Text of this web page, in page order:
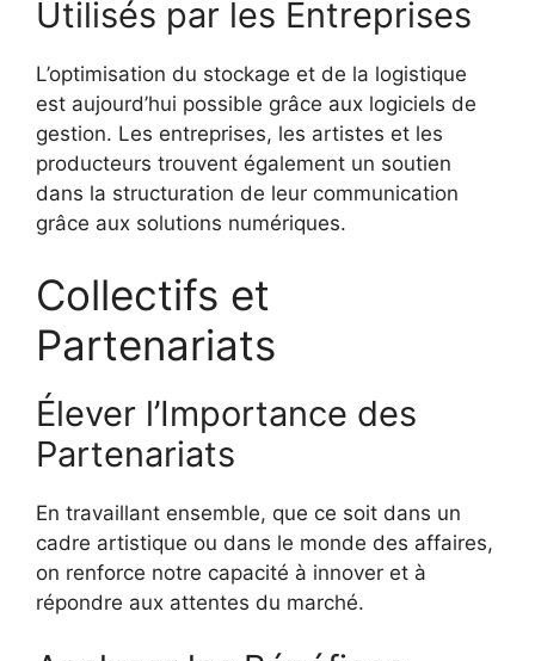
Utilisés par les Entreprises
L’optimisation du stockage et de la logistique
est aujourd’hui possible grâce aux logiciels de
gestion. Les entreprises, les artistes et les
producteurs trouvent également un soutien
dans la structuration de leur communication
grâce aux solutions numériques.
Collectifs et
Partenariats
Élever l’Importance des
Partenariats
En travaillant ensemble, que ce soit dans un
cadre artistique ou dans le monde des affaires,
on renforce notre capacité à innover et à
répondre aux attentes du marché.